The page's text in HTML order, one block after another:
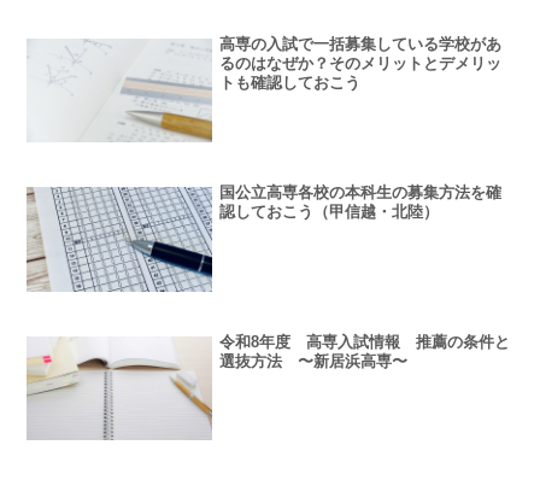
高専の入試で一括募集している学校があ
るのはなぜか？そのメリットとデメリッ
トも確認しておこう
国公立高専各校の本科生の募集方法を確
認しておこう（甲信越・北陸）
令和8年度 高専入試情報 推薦の条件と
選抜方法 〜新居浜高専〜